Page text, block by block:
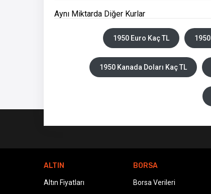
Aynı Miktarda Diğer Kurlar
1950 Euro Kaç TL
1950 Kanada Doları Kaç TL
ALTIN
Altın Fiyatları
BORSA
Borsa Verileri